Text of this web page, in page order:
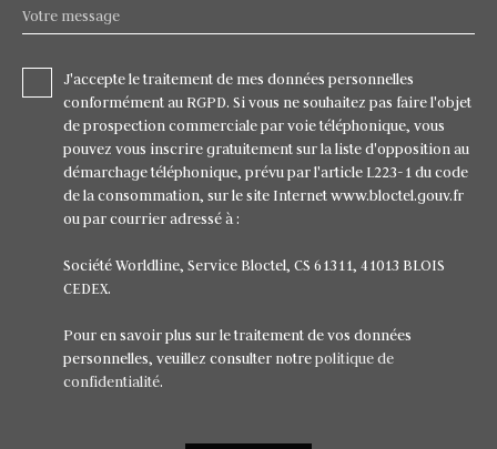
Votre message
J'accepte le traitement de mes données personnelles
conformément au RGPD. Si vous ne souhaitez pas faire l'objet
de prospection commerciale par voie téléphonique, vous
pouvez vous inscrire gratuitement sur la liste d'opposition au
démarchage téléphonique, prévu par l'article L223-1 du code
de la consommation, sur le site Internet www.bloctel.gouv.fr
ou par courrier adressé à :
Société Worldline, Service Bloctel, CS 61311, 41013 BLOIS
CEDEX.
Pour en savoir plus sur le traitement de vos données
personnelles, veuillez consulter notrepolitique de
confidentialité.